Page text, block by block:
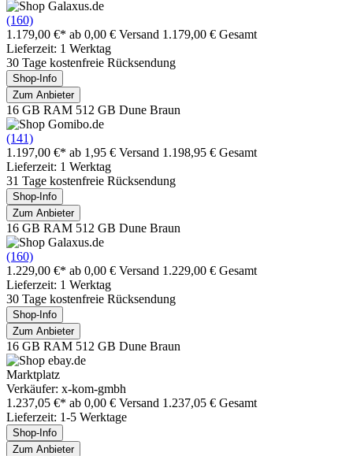
(160)
1.179,00 €* ab 0,00 € Versand 1.179,00 € Gesamt
Lieferzeit: 1 Werktag
30 Tage kostenfreie Rücksendung
Shop-Info
Zum Anbieter
16 GB RAM 512 GB Dune Braun
(141)
1.197,00 €* ab 1,95 € Versand 1.198,95 € Gesamt
Lieferzeit: 1 Werktag
31 Tage kostenfreie Rücksendung
Shop-Info
Zum Anbieter
16 GB RAM 512 GB Dune Braun
(160)
1.229,00 €* ab 0,00 € Versand 1.229,00 € Gesamt
Lieferzeit: 1 Werktag
30 Tage kostenfreie Rücksendung
Shop-Info
Zum Anbieter
16 GB RAM 512 GB Dune Braun
Marktplatz
Verkäufer: x-kom-gmbh
1.237,05 €* ab 0,00 € Versand 1.237,05 € Gesamt
Lieferzeit: 1-5 Werktage
Shop-Info
Zum Anbieter